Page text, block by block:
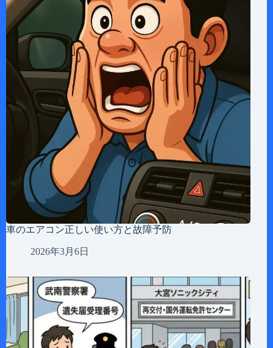
車のエアコン正しい使い方と故障予防
2026年3月6日